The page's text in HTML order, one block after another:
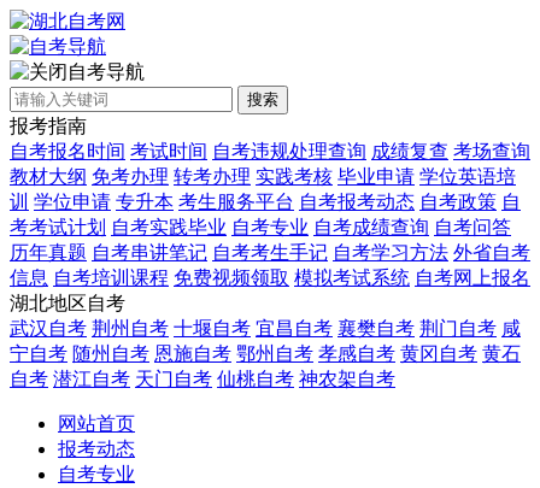
自考导航
搜索
报考指南
自考报名时间 考试时间 自考违规处理查询 成绩复查 考场查询
教材大纲 免考办理 转考办理 实践考核 毕业申请 学位英语培
训 学位申请 专升本 考生服务平台 自考报考动态 自考政策 自
考考试计划 自考实践毕业 自考专业 自考成绩查询 自考问答
历年真题 自考串讲笔记 自考考生手记 自考学习方法 外省自考
信息 自考培训课程 免费视频领取 模拟考试系统 自考网上报名
湖北地区自考
武汉自考 荆州自考 十堰自考 宜昌自考 襄樊自考 荆门自考 咸
宁自考 随州自考 恩施自考 鄂州自考 孝感自考 黄冈自考 黄石
自考 潜江自考 天门自考 仙桃自考 神农架自考
网站首页
报考动态
自考专业